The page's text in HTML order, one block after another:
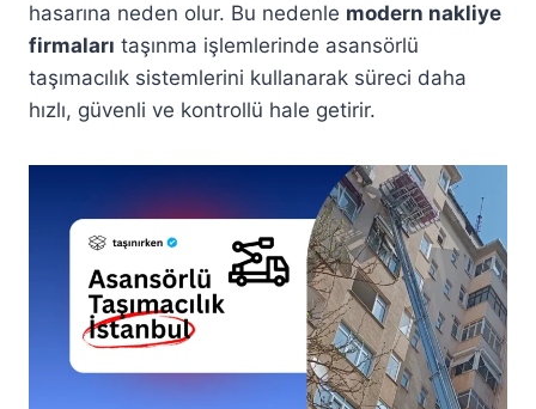
hasarına neden olur. Bu nedenle modern nakliye
firmaları taşınma işlemlerinde asansörlü
taşımacılık sistemlerini kullanarak süreci daha
hızlı, güvenli ve kontrollü hale getirir.